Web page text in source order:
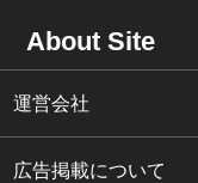
About Site
運営会社
広告掲載について